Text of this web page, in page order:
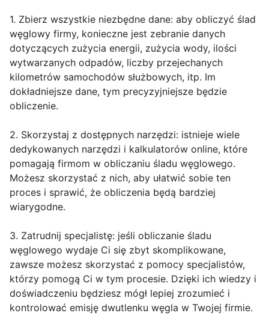
1. Zbierz wszystkie niezbędne dane: aby obliczyć ślad
węglowy firmy, konieczne jest zebranie danych
dotyczących zużycia energii, zużycia wody, ilości
wytwarzanych odpadów, liczby przejechanych
kilometrów samochodów służbowych, itp. Im
dokładniejsze dane, tym precyzyjniejsze będzie
obliczenie.
2. Skorzystaj z dostępnych narzędzi: istnieje wiele
dedykowanych narzędzi i kalkulatorów online, które
pomagają firmom w obliczaniu śladu węglowego.
Możesz skorzystać z nich, aby ułatwić sobie ten
proces i sprawić, że obliczenia będą bardziej
wiarygodne.
3. Zatrudnij specjalistę: jeśli obliczanie śladu
węglowego wydaje Ci się zbyt skomplikowane,
zawsze możesz skorzystać z pomocy specjalistów,
którzy pomogą Ci w tym procesie. Dzięki ich wiedzy i
doświadczeniu będziesz mógł lepiej zrozumieć i
kontrolować emisję dwutlenku węgla w Twojej firmie.